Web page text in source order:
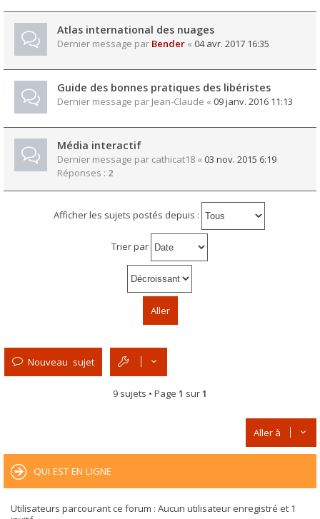
Atlas international des nuages
Dernier message par Bender « 04 avr. 2017 16:35
Guide des bonnes pratiques des libéristes
Dernier message par Jean-Claude « 09 janv. 2016 11:13
Média interactif
Dernier message par cathicat18 « 03 nov. 2015 6:19
Réponses : 2
Afficher les sujets postés depuis :
Trier par
Nouveau sujet
9 sujets • Page 1 sur1
Aller à
QUI EST EN LIGNE
Utilisateurs parcourant ce forum : Aucun utilisateur enregistré et 1